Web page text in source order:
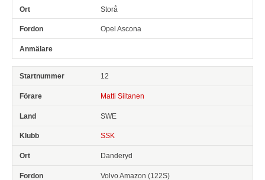
Storå
Opel Ascona
12
Matti Siltanen
SWE
SSK
Danderyd
Volvo Amazon (122S)